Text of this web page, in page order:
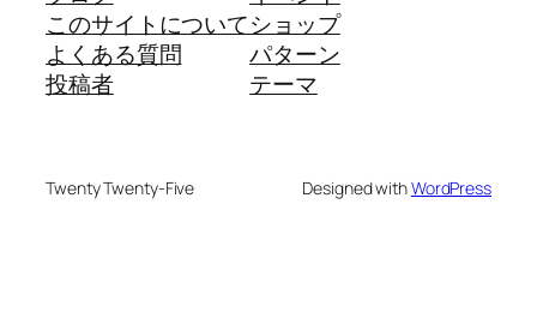
このサイトについて
よくある質問
投稿者
ショップ
パターン
テーマ
Twenty Twenty-Five Designed withWordPress